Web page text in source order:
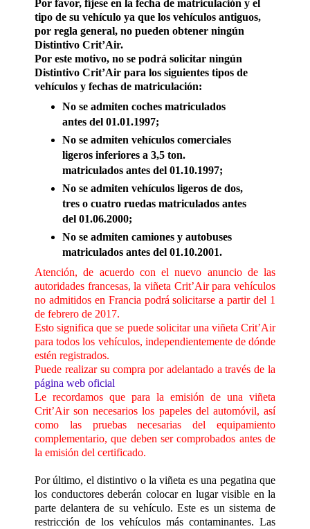
Por favor, fíjese en la fecha de matriculación y el
tipo de su vehículo ya que los vehículos antiguos,
por regla general, no pueden obtener ningún
Distintivo Crit’Air.
Por este motivo, no se podrá solicitar ningún
Distintivo Crit’Air para los siguientes tipos de
vehículos y fechas de matriculación:
No se admiten coches matriculados
antes del 01.01.1997;
No se admiten vehículos comerciales
ligeros inferiores a 3,5 ton.
matriculados antes del 01.10.1997;
No se admiten vehículos ligeros de dos,
tres o cuatro ruedas matriculados antes
del 01.06.2000;
No se admiten camiones y autobuses
matriculados antes del 01.10.2001.
Atención, de acuerdo con el nuevo anuncio de las
autoridades francesas, la viñeta Crit’Air para vehículos
no admitidos en Francia podrá solicitarse a partir del 1
de febrero de 2017.
Esto significa que se puede solicitar una viñeta Crit’Air
para todos los vehículos, independientemente de dónde
estén registrados.
Puede realizar su compra por adelantado a través de la
página web oficial
Le recordamos que para la emisión de una viñeta
Crit’Air son necesarios los papeles del automóvil, así
como las pruebas necesarias del equipamiento
complementario, que deben ser comprobados antes de
la emisión del certificado.
Por último, el distintivo o la viñeta es una pegatina que
los conductores deberán colocar en lugar visible en la
parte delantera de su vehículo. Este es un sistema de
restricción de los vehículos más contaminantes. Las